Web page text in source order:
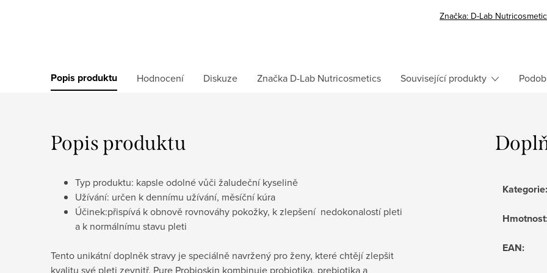
Značka: D-Lab
Popis produktu Hodnocení Diskuze Značka D-Lab Nutricosmetics Související produkty
Popis produktu
Typ produktu: kapsle odolné vůči žaludeční kyselině
Užívání: určen k dennímu užívání, měsíční kúra
Účinek:přispívá k obnově rovnováhy pokožky, k zlepšení nedokonalostí pleti
a k normálnímu stavu pleti
Tento unikátní doplněk stravy je speciálně navržený pro ženy, které chtějí zlepšit
kvalitu své pleti zevnitř. Pure Probioskin kombinuje probiotika, prebiotika a
Kategorie:
Hmotnost
EAN: